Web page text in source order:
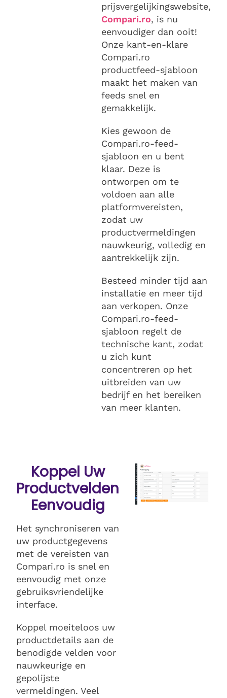
prijsvergelijkingswebsite,
Compari.ro, is nu
eenvoudiger dan ooit!
Onze kant-en-klare
Compari.ro
productfeed-sjabloon
maakt het maken van
feeds snel en
gemakkelijk.
Kies gewoon de
Compari.ro-feed-
sjabloon en u bent
klaar. Deze is
ontworpen om te
voldoen aan alle
platformvereisten,
zodat uw
productvermeldingen
nauwkeurig, volledig en
aantrekkelijk zijn.
Besteed minder tijd aan
installatie en meer tijd
aan verkopen. Onze
Compari.ro-feed-
sjabloon regelt de
technische kant, zodat
u zich kunt
concentreren op het
uitbreiden van uw
bedrijf en het bereiken
van meer klanten.
Koppel Uw
Productvelden
Eenvoudig
Het synchroniseren van
uw productgegevens
met de vereisten van
Compari.ro is snel en
eenvoudig met onze
gebruiksvriendelijke
interface.
Koppel moeiteloos uw
productdetails aan de
benodigde velden voor
nauwkeurige en
gepolijste
vermeldingen. Veel